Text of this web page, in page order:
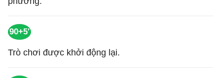
90+5'
Trò chơi được khởi động lại.